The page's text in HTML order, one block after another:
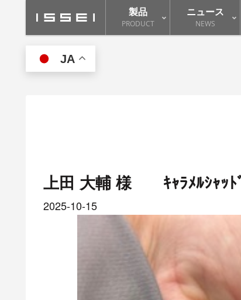
製品
PRODUCT
ニュース
NEWS
JA
上田 大輔 様 ｷｬﾗﾒﾙｼｬｯ
2025-10-15